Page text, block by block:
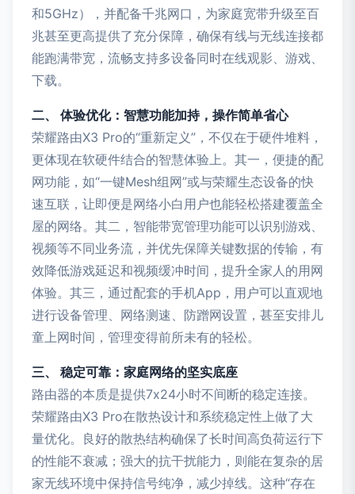
和5GHz），并配备千兆网口，为家庭宽带升级至百
兆甚至更高提供了充分保障，确保有线与无线连接都
能跑满带宽，流畅支持多设备同时在线观影、游戏、
下载。
二、 体验优化：智慧功能加持，操作简单省心
荣耀路由X3 Pro的“重新定义”，不仅在于硬件堆料，
更体现在软硬件结合的智慧体验上。其一，便捷的配
网功能，如“一键Mesh组网”或与荣耀生态设备的快
速互联，让即便是网络小白用户也能轻松搭建覆盖全
屋的网络。其二，智能带宽管理功能可以识别游戏、
视频等不同业务流，并优先保障关键数据的传输，有
效降低游戏延迟和视频缓冲时间，提升全家人的用网
体验。其三，通过配套的手机App，用户可以直观地
进行设备管理、网络测速、防蹭网设置，甚至安排儿
童上网时间，管理变得前所未有的轻松。
三、 稳定可靠：家庭网络的坚实底座
路由器的本质是提供7x24小时不间断的稳定连接。
荣耀路由X3 Pro在散热设计和系统稳定性上做了大
量优化。良好的散热结构确保了长时间高负荷运行下
的性能不衰减；强大的抗干扰能力，则能在复杂的居
家无线环境中保持信号纯净，减少掉线。这种“存在